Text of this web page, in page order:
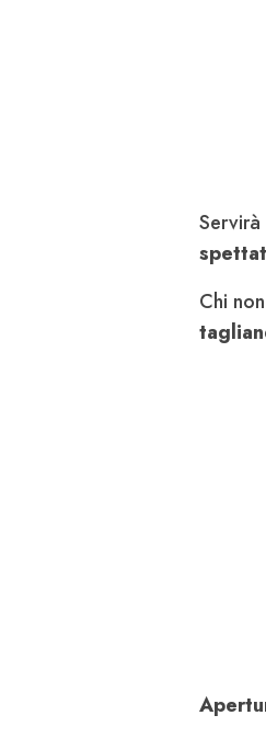
Chi